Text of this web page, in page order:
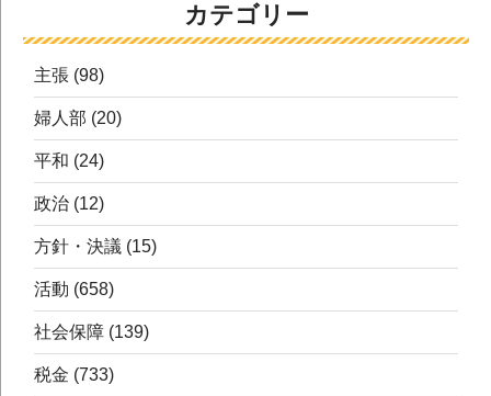
カテゴリー
主張 (98)
婦人部 (20)
平和 (24)
政治 (12)
方針・決議 (15)
活動 (658)
社会保障 (139)
税金 (733)